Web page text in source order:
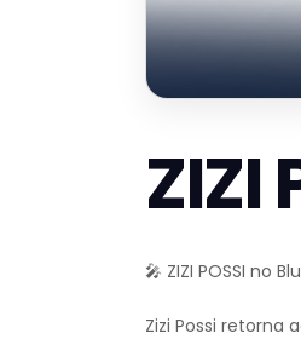
ZIZI
🎤 ZIZI POSSI no
Zizi Possi retorna